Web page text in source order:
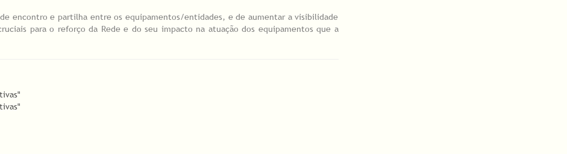
encontro e partilha entre os equipamentos/entidades, e de aumentar a visibilidade
para o reforço da Rede e do seu impacto na atuação dos equipamentos que a